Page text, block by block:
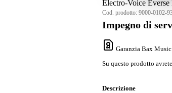
Electro-Voice
Cod. prodotto: 9000-0102-
Impegno di
Garanzia Bax Music
Su questo prodotto
Descrizione